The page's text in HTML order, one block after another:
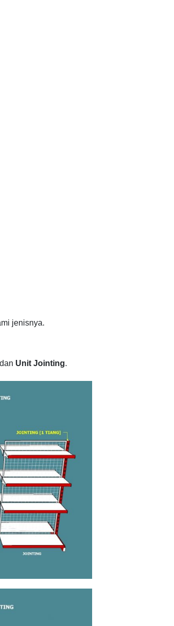
jenisnya.
dan Unit Jointing.